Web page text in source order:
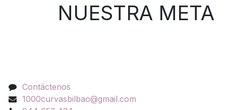
NUESTRA META
Contáctenos
1000curvasbilbao@gmail.com